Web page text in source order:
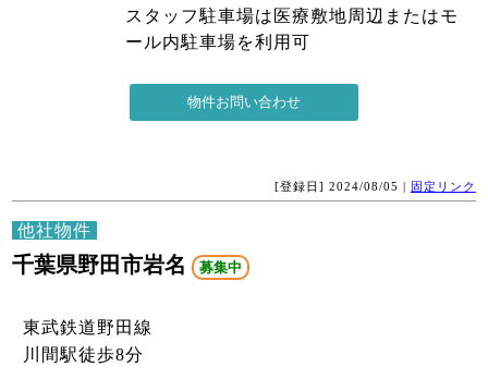
スタッフ駐車場は医療敷地周辺またはモ
ール内駐車場を利用可
[登録日] 2024/08/05 | 固定リンク
他社物件
千葉県野田市岩名 募集中
東武鉄道野田線
川間駅徒歩8分